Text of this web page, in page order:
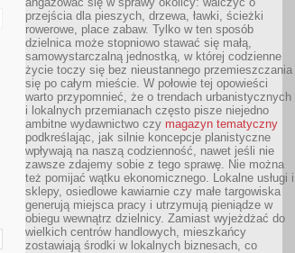
przejścia dla pieszych, drzewa, ławki, ścieżki
rowerowe, place zabaw. Tylko w ten sposób
dzielnica może stopniowo stawać się małą,
samowystarczalną jednostką, w której codzienne
życie toczy się bez nieustannego przemieszczania
się po całym mieście. W połowie tej opowieści
warto przypomnieć, że o trendach urbanistycznych
i lokalnych przemianach często pisze niejedno
ambitne wydawnictwo czy magazyn tematyczny
podkreślając, jak silnie koncepcje planistyczne
wpływają na naszą codzienność, nawet jeśli nie
zawsze zdajemy sobie z tego sprawę. Nie można
też pomijać wątku ekonomicznego. Lokalne usługi i
sklepy, osiedlowe kawiarnie czy małe targowiska
generują miejsca pracy i utrzymują pieniądze w
obiegu wewnątrz dzielnicy. Zamiast wyjeżdżać do
wielkich centrów handlowych, mieszkańcy
zostawiają środki w lokalnych biznesach, co